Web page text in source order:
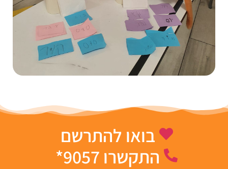
בואו להתרשם
התקשרו 9057*